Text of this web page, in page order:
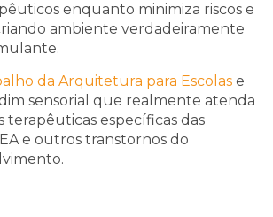
enquanto minimiza riscos e
ambiente verdadeiramente
da Arquitetura para Escolas e
sensorial que realmente atenda
terapêuticas específicas das
e outros transtornos do